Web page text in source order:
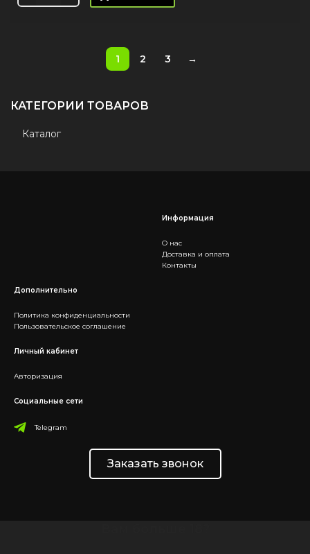
1 2 3 →
КАТЕГОРИИ ТОВАРОВ
Каталог
Информация
О нас
Доставка и оплата
Контакты
Дополнительно
Политика конфиденциальности
Пользовательское соглашение
Личный кабинет
Авторизация
Социальные сети
Telegram
Заказать звонок